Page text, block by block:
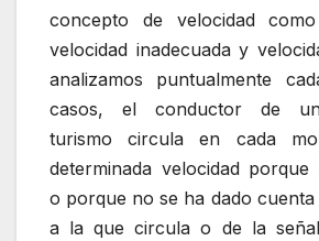
concepto de velocidad
velocidad inadecuada y
analizamos puntualmente
casos, el conductor de un
turismo circula en cada
determinada velocidad
o porque no se ha dado cuenta
a la que circula o de la